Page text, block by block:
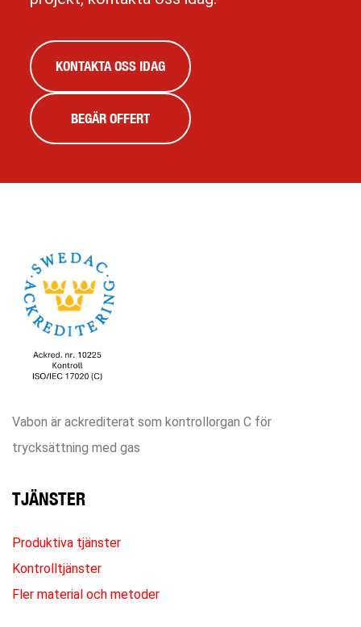
KONTAKTA OSS IDAG
BEGÄR OFFERT
Vabon är ackrediterat som kontrollorgan C för
trycksättning med gas
TJÄNSTER
Produktiva tjänster
Kontrolltjänster
Fler material och metoder